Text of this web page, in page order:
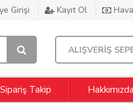
Girişi Kayıt Ol
ALIŞVERİŞ
Sipariş Takip Hakkımızda